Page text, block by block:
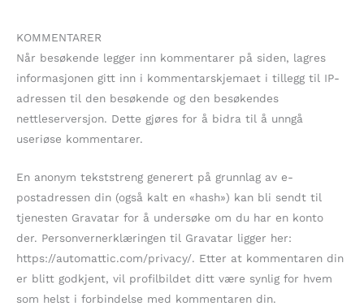
KOMMENTARER
Når besøkende legger inn kommentarer på siden, lagres
informasjonen gitt inn i kommentarskjemaet i tillegg til IP-
adressen til den besøkende og den besøkendes
nettleserversjon. Dette gjøres for å bidra til å unngå
useriøse kommentarer.
En anonym tekststreng generert på grunnlag av e-
postadressen din (også kalt en «hash») kan bli sendt til
tjenesten Gravatar for å undersøke om du har en konto
der. Personvernerklæringen til Gravatar ligger her:
https://automattic.com/privacy/. Etter at kommentaren din
er blitt godkjent, vil profilbildet ditt være synlig for hvem
som helst i forbindelse med kommentaren din.